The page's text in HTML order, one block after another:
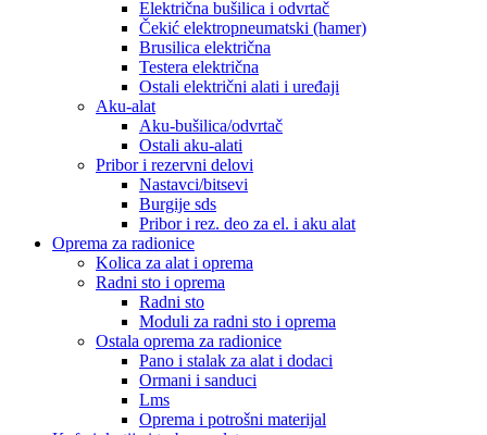
Električna bušilica i odvrtač
Čekić elektropneumatski (hamer)
Brusilica električna
Testera električna
Ostali električni alati i uređaji
Aku-alat
Aku-bušilica/odvrtač
Ostali aku-alati
Pribor i rezervni delovi
Nastavci/bitsevi
Burgije sds
Pribor i rez. deo za el. i aku alat
Oprema za radionice
Kolica za alat i oprema
Radni sto i oprema
Radni sto
Moduli za radni sto i oprema
Ostala oprema za radionice
Pano i stalak za alat i dodaci
Ormani i sanduci
Lms
Oprema i potrošni materijal